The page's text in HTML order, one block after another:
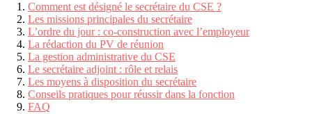
Comment est désigné le secrétaire du CSE ?
Les missions principales du secrétaire
L’ordre du jour : co-construction avec l’employeur
La rédaction du PV de réunion
La gestion administrative du CSE
Le secrétaire adjoint : rôle et relais
Les moyens à disposition du secrétaire
Conseils pratiques pour réussir dans la fonction
FAQ